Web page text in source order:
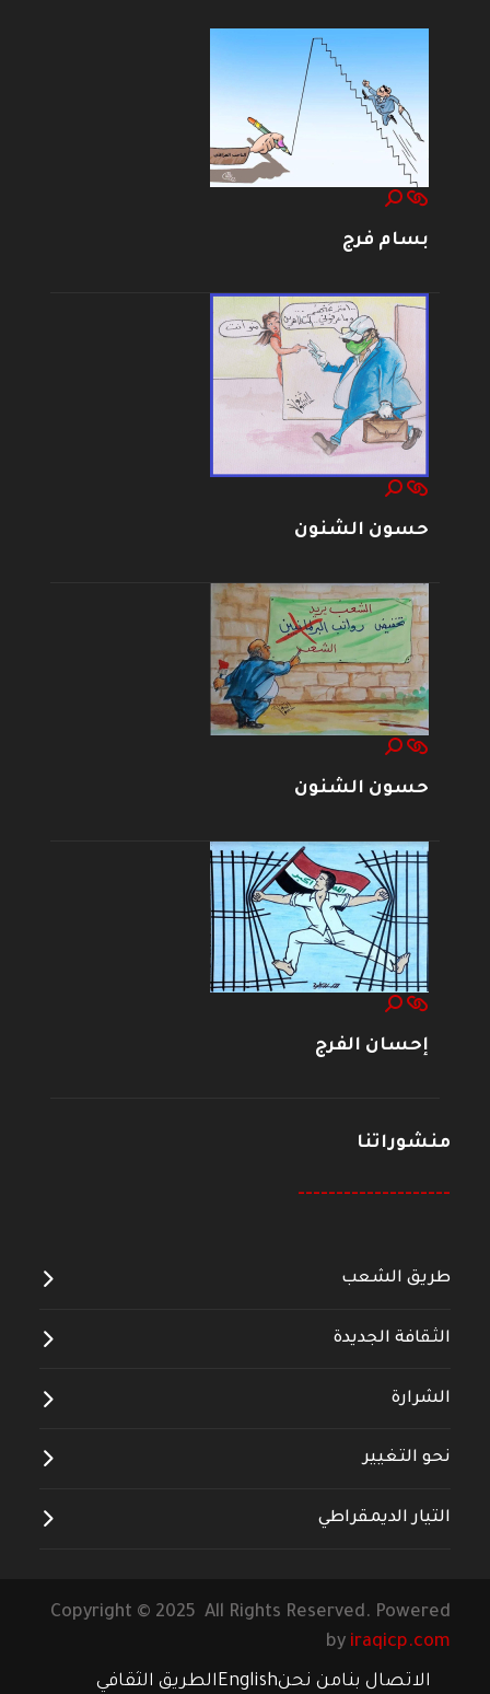
بسام فرج
حسون الشنون
حسون الشنون
إحسان الفرج
منشوراتنا
--------------------
طريق الشعب
الثقافة الجديدة
الشرارة
نحو التغيير
التيار الديمقراطي
Copyright © 2025 All Rights Reserved. Powered
by iraqicp.com
الاتصال بنامن نحنEnglishالطريق الثقافي